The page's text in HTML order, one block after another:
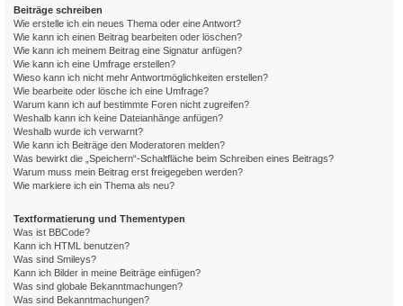
Beiträge schreiben
Wie erstelle ich ein neues Thema oder eine Antwort?
Wie kann ich einen Beitrag bearbeiten oder löschen?
Wie kann ich meinem Beitrag eine Signatur anfügen?
Wie kann ich eine Umfrage erstellen?
Wieso kann ich nicht mehr Antwortmöglichkeiten erstellen?
Wie bearbeite oder lösche ich eine Umfrage?
Warum kann ich auf bestimmte Foren nicht zugreifen?
Weshalb kann ich keine Dateianhänge anfügen?
Weshalb wurde ich verwarnt?
Wie kann ich Beiträge den Moderatoren melden?
Was bewirkt die „Speichern“-Schaltfläche beim Schreiben eines Beitrags?
Warum muss mein Beitrag erst freigegeben werden?
Wie markiere ich ein Thema als neu?
Textformatierung und Thementypen
Was ist BBCode?
Kann ich HTML benutzen?
Was sind Smileys?
Kann ich Bilder in meine Beiträge einfügen?
Was sind globale Bekanntmachungen?
Was sind Bekanntmachungen?